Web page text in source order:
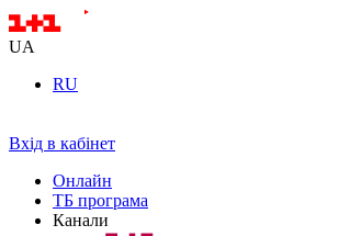
UA
RU
Вхід в кабінет
Онлайн
ТБ програма
Канали